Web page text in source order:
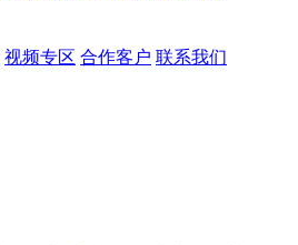
视频专区 合作客户 联系我们